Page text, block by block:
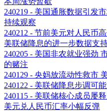
240219 - 美国通胀数据引发
持续观察
240212 - 节前美元对人民币
美联储降息的进一步数据支
240205 - 美国非农就业强劲
的赌注
240129 - 央妈放流动性救市
240122 - 美联储降息步调可
240115 - 美联储核心成员屡
美元兑人民币汇率小幅反弹